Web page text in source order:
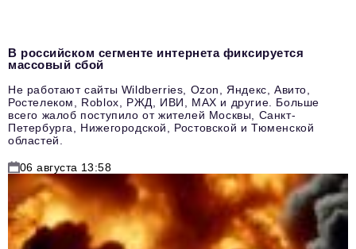
В российском сегменте интернета фиксируется
массовый сбой
Не работают сайты Wildberries, Ozon, Яндекс, Авито,
Ростелеком, Roblox, РЖД, ИВИ, MAX и другие. Больше
всего жалоб поступило от жителей Москвы, Санкт-
Петербурга, Нижегородской, Ростовской и Тюменской
областей.
06 августа 13:58